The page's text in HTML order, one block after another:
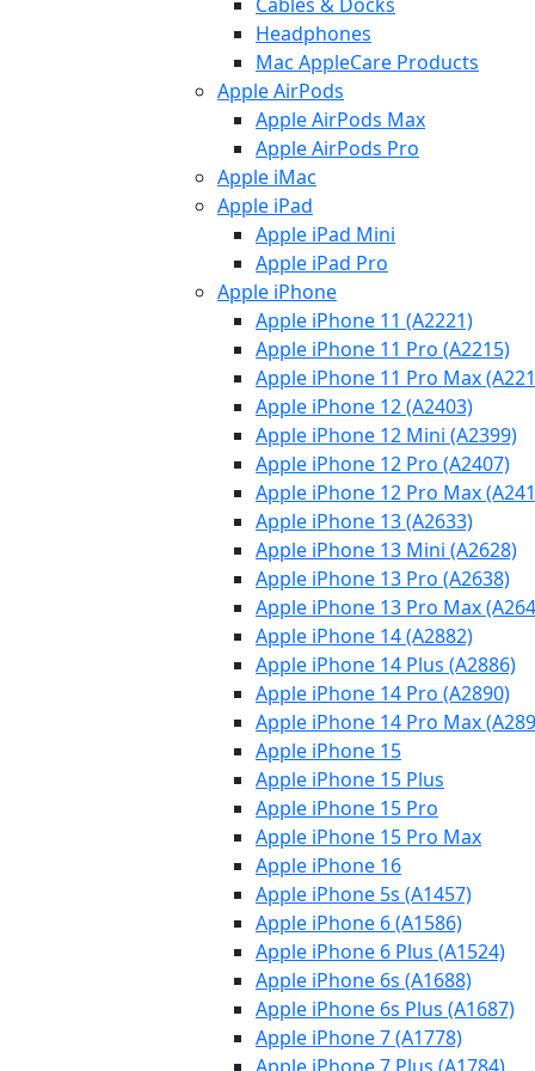
Headphones
Mac AppleCare Products
Apple AirPods
Apple AirPods Max
Apple AirPods Pro
Apple iMac
Apple iPad
Apple iPad Mini
Apple iPad Pro
Apple iPhone
Apple iPhone 11 (A2221)
Apple iPhone 11 Pro (A2215)
Apple iPhone 11 Pro Max
Apple iPhone 12 (A2403)
Apple iPhone 12 Mini (A2399)
Apple iPhone 12 Pro (A2407)
Apple iPhone 12 Pro Max
Apple iPhone 13 (A2633)
Apple iPhone 13 Mini (A2628)
Apple iPhone 13 Pro (A2638)
Apple iPhone 13 Pro Max
Apple iPhone 14 (A2882)
Apple iPhone 14 Plus (A2886)
Apple iPhone 14 Pro (A2890)
Apple iPhone 14 Pro Max
Apple iPhone 15
Apple iPhone 15 Plus
Apple iPhone 15 Pro
Apple iPhone 15 Pro Max
Apple iPhone 16
Apple iPhone 5s (A1457)
Apple iPhone 6 (A1586)
Apple iPhone 6 Plus (A1524)
Apple iPhone 6s (A1688)
Apple iPhone 6s Plus (A1687)
Apple iPhone 7 (A1778)